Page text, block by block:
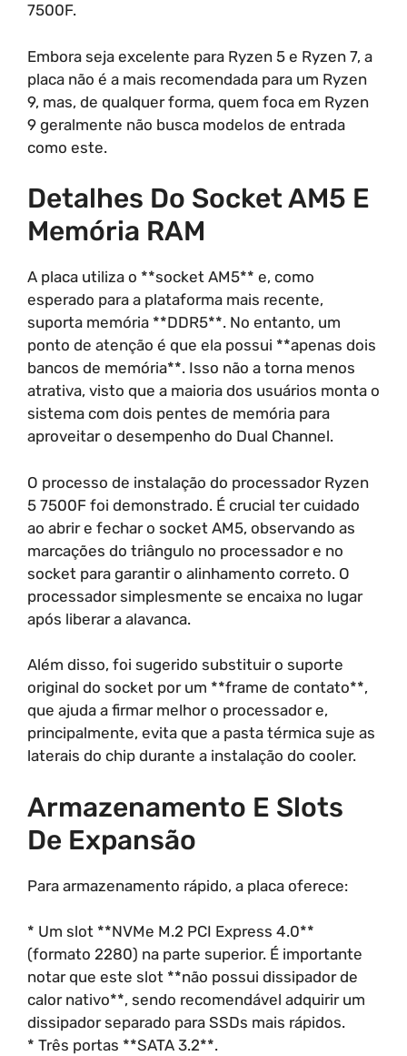
7500F.
Embora seja excelente para Ryzen 5 e Ryzen 7, a
placa não é a mais recomendada para um Ryzen
9, mas, de qualquer forma, quem foca em Ryzen
9 geralmente não busca modelos de entrada
como este.
Detalhes Do Socket AM5 E
Memória RAM
A placa utiliza o **socket AM5** e, como
esperado para a plataforma mais recente,
suporta memória **DDR5**. No entanto, um
ponto de atenção é que ela possui **apenas dois
bancos de memória**. Isso não a torna menos
atrativa, visto que a maioria dos usuários monta o
sistema com dois pentes de memória para
aproveitar o desempenho do Dual Channel.
O processo de instalação do processador Ryzen
5 7500F foi demonstrado. É crucial ter cuidado
ao abrir e fechar o socket AM5, observando as
marcações do triângulo no processador e no
socket para garantir o alinhamento correto. O
processador simplesmente se encaixa no lugar
após liberar a alavanca.
Além disso, foi sugerido substituir o suporte
original do socket por um **frame de contato**,
que ajuda a firmar melhor o processador e,
principalmente, evita que a pasta térmica suje as
laterais do chip durante a instalação do cooler.
Armazenamento E Slots
De Expansão
Para armazenamento rápido, a placa oferece:
* Um slot **NVMe M.2 PCI Express 4.0**
(formato 2280) na parte superior. É importante
notar que este slot **não possui dissipador de
calor nativo**, sendo recomendável adquirir um
dissipador separado para SSDs mais rápidos.
* Três portas **SATA 3.2**.